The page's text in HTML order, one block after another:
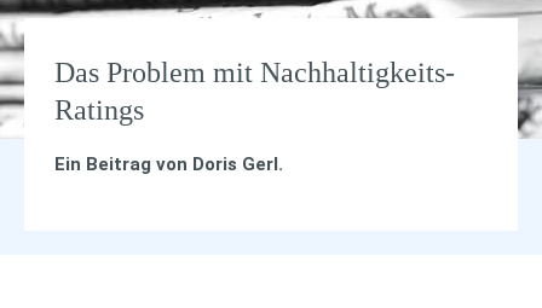
Das Problem mit Nachhaltigkeits-
Ratings
Ein Beitrag von Doris Gerl.